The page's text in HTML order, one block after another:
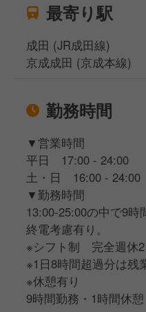
最寄り駅
成田 (JR成田線)
京成成田 (京成本線)
勤務時間
▼営業時間
平日 17:00 - 24:00
土・日 16:00 - 24:00
▼勤務時間
13:00-25:00の中で9時
終電考慮有り。
※シフト制 完全週休2
※1日8時間超過分は残
※休憩有り
9時間勤務・1時間休憩